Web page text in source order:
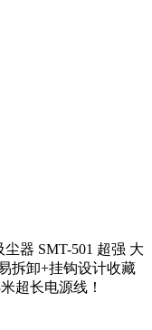
器 SMT-501 超强 大
拆卸+挂钩设计收藏
超长电源线！